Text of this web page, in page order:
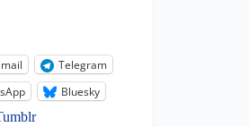
Telegram
Bluesky